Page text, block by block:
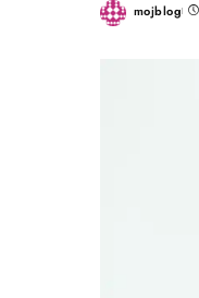
Posted
mojblog